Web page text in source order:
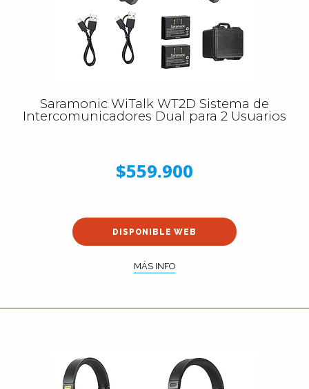
Saramonic WiTalk WT2D Sistema de
Intercomunicadores Dual para 2 Usuarios
$559.900
DISPONIBLE WEB
MÁS INFO